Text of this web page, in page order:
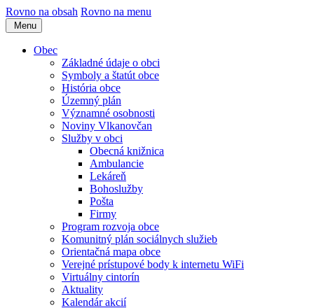
Rovno na obsah Rovno na menu
Menu
Obec
Základné údaje o obci
Symboly a štatút obce
História obce
Územný plán
Významné osobnosti
Noviny Vlkanovčan
Služby v obci
Obecná knižnica
Ambulancie
Lekáreň
Bohoslužby
Pošta
Firmy
Program rozvoja obce
Komunitný plán sociálnych služieb
Orientačná mapa obce
Verejné prístupové body k internetu WiFi
Virtuálny cintorín
Aktuality
Kalendár akcií